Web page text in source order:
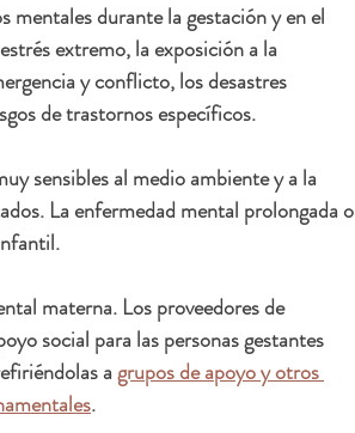
mentales durante la gestación y en el
extremo, la exposición a la
y conflicto, los desastres
de trastornos específicos.
sensibles al medio ambiente y a la
La enfermedad mental prolongada o
materna. Los proveedores de
social para las personas gestantes
a grupos de apoyo y otros
.